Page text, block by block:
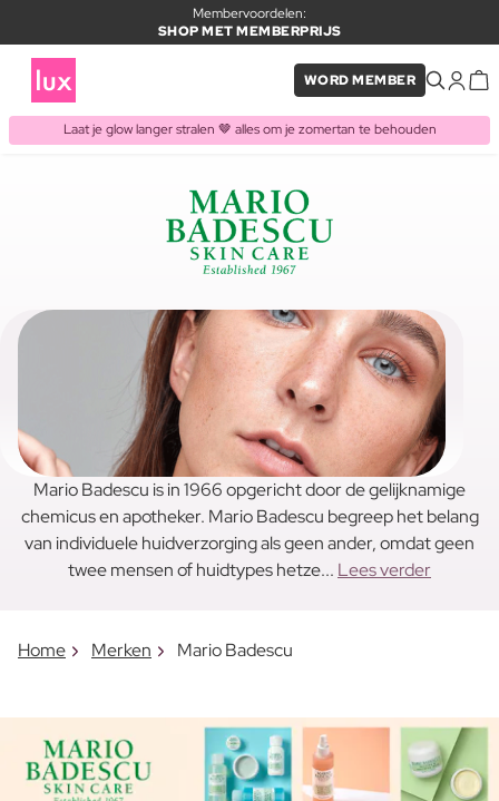
Membervoordelen:
SHOP MET MEMBERPRIJS
WORD MEMBER
Laat je glow langer stralen 🤎 alles om je zomertan te behouden
Mario Badescu is in 1966 opgericht door de gelijknamige
chemicus en apotheker. Mario Badescu begreep het belang
van individuele huidverzorging als geen ander, omdat geen
twee mensen of huidtypes hetze... Lees verder
Home Merken Mario Badescu